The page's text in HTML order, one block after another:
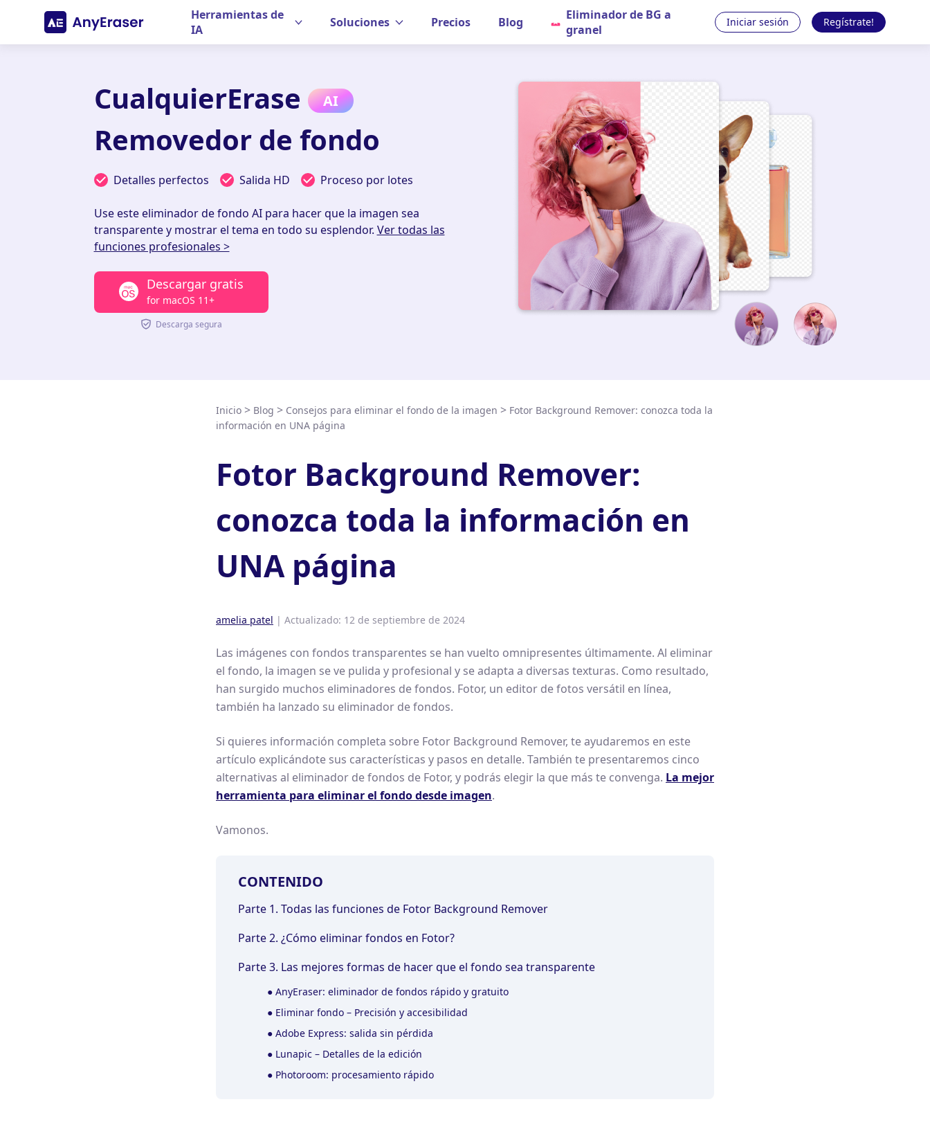
Herramientas de
IA
Soluciones Precios Blog
Eliminador de BG a
granel
Iniciar sesión Regístrate!
CualquierErase AI
Removedor de fondo
Detalles perfectos Salida HD Proceso por lotes
Use este eliminador de fondo AI para hacer que la imagen sea
transparente y mostrar el tema en todo su esplendor. Ver todas las
funciones profesionales >
Descargar gratis
for macOS 11+
Descarga segura
Inicio > Blog > Consejos para eliminar el fondo de la imagen > Fotor Background Remover: conozca toda la
información en UNA página
Fotor Background Remover:
conozca toda la información en
UNA página
amelia patel | Actualizado: 12 de septiembre de 2024
Las imágenes con fondos transparentes se han vuelto omnipresentes últimamente. Al eliminar
el fondo, la imagen se ve pulida y profesional y se adapta a diversas texturas. Como resultado,
han surgido muchos eliminadores de fondos. Fotor, un editor de fotos versátil en línea,
también ha lanzado su eliminador de fondos.
Si quieres información completa sobre Fotor Background Remover, te ayudaremos en este
artículo explicándote sus características y pasos en detalle. También te presentaremos cinco
alternativas al eliminador de fondos de Fotor, y podrás elegir la que más te convenga. La mejor
herramienta para eliminar el fondodesde imagen.
Vamonos.
CONTENIDO
Parte 1. Todas las funciones de Fotor Background Remover
Parte 2. ¿Cómo eliminar fondos en Fotor?
Parte 3. Las mejores formas de hacer que el fondo sea transparente
● AnyEraser: eliminador de fondos rápido y gratuito
● Eliminar fondo – Precisión y accesibilidad
● Adobe Express: salida sin pérdida
● Lunapic – Detalles de la edición
● Photoroom: procesamiento rápido